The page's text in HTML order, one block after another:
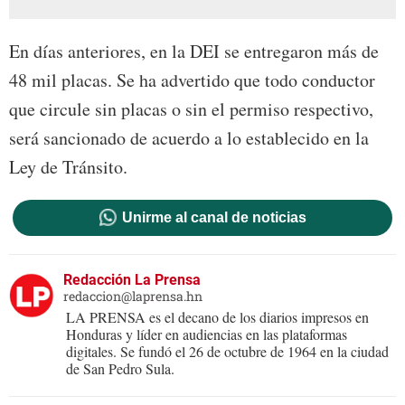
En días anteriores, en la DEI se entregaron más de
48 mil placas. Se ha advertido que todo conductor
que circule sin placas o sin el permiso respectivo,
será sancionado de acuerdo a lo establecido en la
Ley de Tránsito.
Unirme al canal de noticias
Redacción La Prensa
redaccion@laprensa.hn
LA PRENSA es el decano de los diarios impresos en
Honduras y líder en audiencias en las plataformas
digitales. Se fundó el 26 de octubre de 1964 en la ciudad
de San Pedro Sula.